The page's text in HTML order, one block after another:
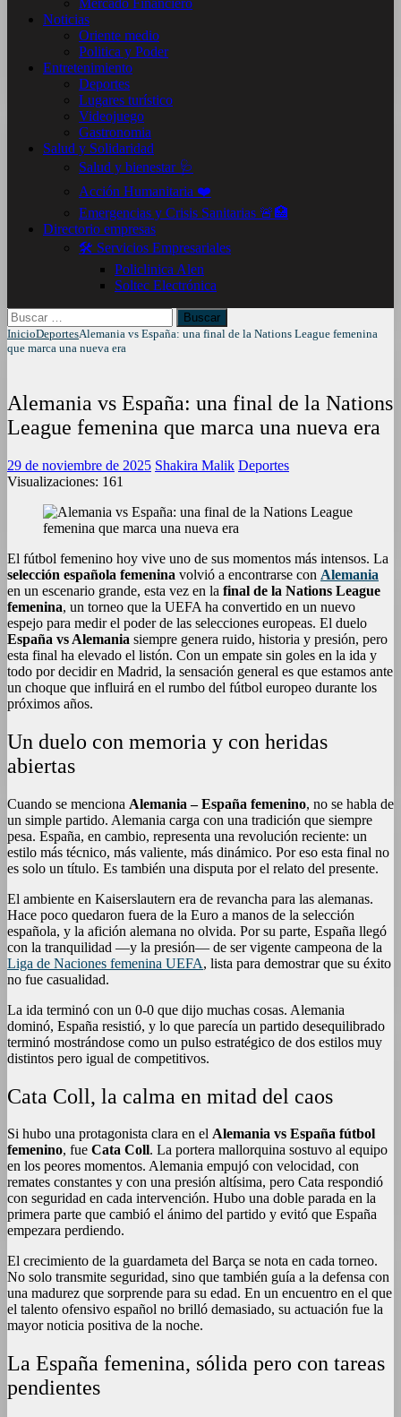
Mercado Financiero
Noticias
Oriente medio
Politica y Poder
Entretenimiento
Deportes
Lugares turístico
Videojuego
Gastronomia
Salud y Solidaridad
Salud y bienestar 🩺
Acción Humanitaria ❤️
Emergencias y Crisis Sanitarias 🚨🏥
Directorio empresas
🛠️ Servicios Empresariales
Policlinica Alen
Soltec Electrónica
Buscar:
InicioDeportesAlemania vs España: una final de la Nations League femenina
que marca una nueva era
Alemania vs España: una final de la Nations
League femenina que marca una nueva era
29 de noviembre de 2025 Shakira Malik Deportes
Visualizaciones: 161
El fútbol femenino hoy vive uno de sus momentos más intensos. La
selección española femenina volvió a encontrarse con Alemania
en un escenario grande, esta vez en la final de la Nations League
femenina, un torneo que la UEFA ha convertido en un nuevo
espejo para medir el poder de las selecciones europeas. El duelo
España vs Alemania siempre genera ruido, historia y presión, pero
esta final ha elevado el listón. Con un empate sin goles en la ida y
todo por decidir en Madrid, la sensación general es que estamos ante
un choque que influirá en el rumbo del fútbol europeo durante los
próximos años.
Un duelo con memoria y con heridas
abiertas
Cuando se menciona Alemania – España femenino, no se habla de
un simple partido. Alemania carga con una tradición que siempre
pesa. España, en cambio, representa una revolución reciente: un
estilo más técnico, más valiente, más dinámico. Por eso esta final no
es solo un título. Es también una disputa por el relato del presente.
El ambiente en Kaiserslautern era de revancha para las alemanas.
Hace poco quedaron fuera de la Euro a manos de la selección
española, y la afición alemana no olvida. Por su parte, España llegó
con la tranquilidad —y la presión— de ser vigente campeona de la
Liga de Naciones femenina UEFA, lista para demostrar que su éxito
no fue casualidad.
La ida terminó con un 0-0 que dijo muchas cosas. Alemania
dominó, España resistió, y lo que parecía un partido desequilibrado
terminó mostrándose como un pulso estratégico de dos estilos muy
distintos pero igual de competitivos.
Cata Coll, la calma en mitad del caos
Si hubo una protagonista clara en el Alemania vs España fútbol
femenino, fue Cata Coll. La portera mallorquina sostuvo al equipo
en los peores momentos. Alemania empujó con velocidad, con
remates constantes y con una presión altísima, pero Cata respondió
con seguridad en cada intervención. Hubo una doble parada en la
primera parte que cambió el ánimo del partido y evitó que España
empezara perdiendo.
El crecimiento de la guardameta del Barça se nota en cada torneo.
No solo transmite seguridad, sino que también guía a la defensa con
una madurez que sorprende para su edad. En un encuentro en el que
el talento ofensivo español no brilló demasiado, su actuación fue la
mayor noticia positiva de la noche.
La España femenina, sólida pero con tareas
pendientes